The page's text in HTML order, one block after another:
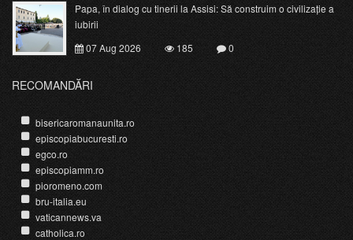
Papa, în dialog cu tinerii la Assisi: Să construim o civilizație a
iubirii
07 Aug 2026
185 0
RECOMANDĂRI
bisericaromanaunita.ro
episcopiabucuresti.ro
egco.ro
episcopiamm.ro
pioromeno.com
bru-italia.eu
vaticannews.va
catholica.ro